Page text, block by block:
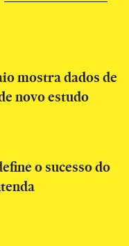
mostra dados de
novo estudo
o sucesso do